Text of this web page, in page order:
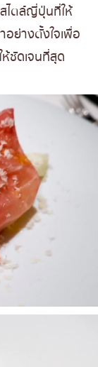
ไตล์ญี่ปุ่นที่ให้
ย่างตั้งใจเพื่อ
ชัดเจนที่สุด